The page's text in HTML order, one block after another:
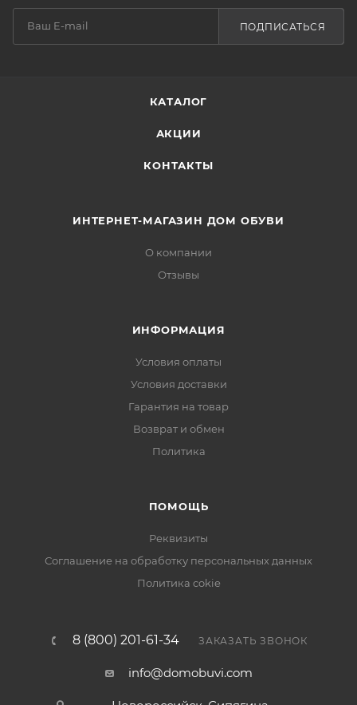
ПОДПИСАТЬСЯ
КАТАЛОГ
АКЦИИ
КОНТАКТЫ
ИНТЕРНЕТ-МАГАЗИН ДОМ ОБУВИ
О компании
Отзывы
ИНФОРМАЦИЯ
Условия оплаты
Условия доставки
Гарантия на товар
Возврат и обмен
Политика
ПОМОЩЬ
Реквизиты
Соглашение на обработку персональных данных
Политика cokie
8 (800) 201-61-34 ЗАКАЗАТЬ ЗВОНОК
info@domobuvi.com